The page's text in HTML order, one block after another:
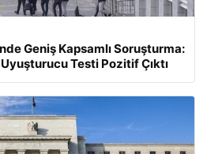
Geniş Kapsamlı Soruşturma:
Uyuşturucu Testi Pozitif Çıktı